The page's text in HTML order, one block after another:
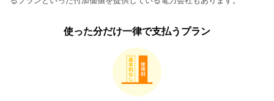
使った分だけ一律で支払うプラン